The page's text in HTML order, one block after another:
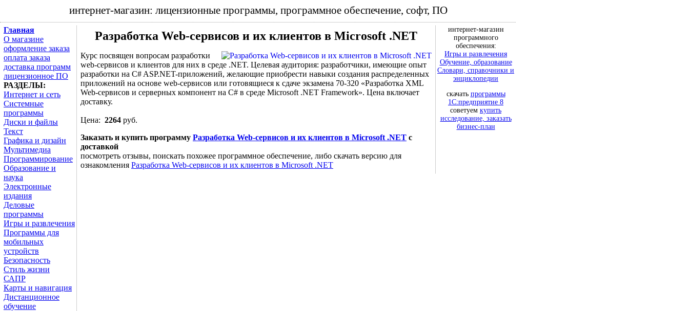
интернет-магазин: лицензионные программы, программное обеспечение, софт, ПО
Главная
О магазине
оформление заказа
оплата заказа
доставка программ
лицензионное ПО
РАЗДЕЛЫ:
Интернет и сеть
Системные
программы
Диски и файлы
Текст
Графика и дизайн
Мультимедиа
Программирование
Образование и
наука
Электронные
издания
Деловые
программы
Игры и развлечения
Программы для
мобильных
устройств
Безопасность
Стиль жизни
САПР
Карты и навигация
Дистанционное
обучение
Разработка Web-сервисов и их клиентов в Microsoft .NET
Курс посвящен вопросам разработки
web-сервисов и клиентов для них в среде .NET. Целевая аудитория: разработчики, имеющие опыт
разработки на C# ASP.NET-приложений, желающие приобрести навыки создания распределенных
приложений на основе web-сервисов или готовящиеся к сдаче экзамена 70-320 «Разработка XML
Web-сервисов и серверных компонент на C# в среде Microsoft .NET Framework». Цена включает
доставку.
Цена: 2264 руб.
Заказать и купить программу Разработка Web-сервисов и их клиентов в Microsoft .NET с
доставкой
посмотреть отзывы, поискать похожее программное обеспечение, либо скачать версию для
ознакомления Разработка Web-сервисов и их клиентов в Microsoft .NET
интернет-магазин
программного
обеспечения:
Игры и развлечения
Обучение, образование
Словари, справочники и
энциклопедии
скачать программы
1С:предприятие 8
советуем купить
исследование, заказать
бизнес-план